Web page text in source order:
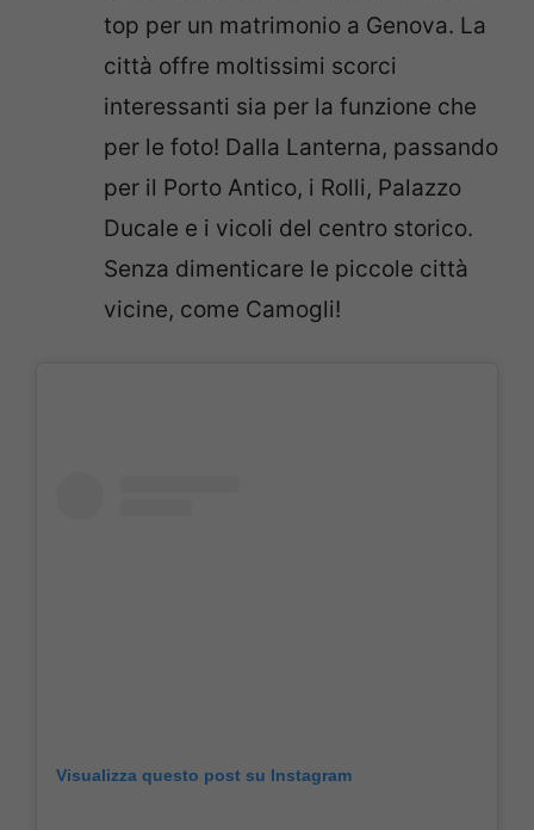
top per un matrimonio a Genova. La
città offre moltissimi scorci
interessanti sia per la funzione che
per le foto! Dalla Lanterna, passando
per il Porto Antico, i Rolli, Palazzo
Ducale e i vicoli del centro storico.
Senza dimenticare le piccole città
vicine, come Camogli!
Visualizza questo post su Instagram